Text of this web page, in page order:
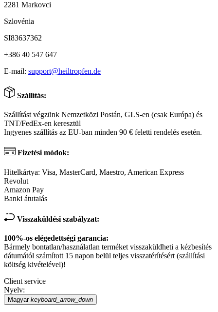
2281 Markovci
Szlovénia
SI83637362
+386 40 547 647
E-mail: support@heiltropfen.de
Szállítás:
Szállítást végzünk Nemzetközi Postán, GLS-en (csak Európa) és
TNT/FedEx-en keresztül
Ingyenes szállítás az EU-ban minden 90 € feletti rendelés esetén.
Fizetési módok:
Hitelkártya: Visa, MasterCard, Maestro, American Express
Revolut
Amazon Pay
Banki átutalás
Visszaküldési szabályzat:
100%-os elégedettségi garancia:
Bármely bontatlan/használatlan terméket visszaküldheti a kézbesítés
dátumától számított 15 napon belül teljes visszatérítésért (szállítási
költség kivételével)!
Client service
Nyelv:
Magyar keyboard_arrow_down